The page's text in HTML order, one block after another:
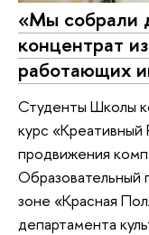
«Мы собрали
концентрат
работающих
Студенты Школы
курс «Креативный
продвижения
Образовательный
зоне «Красная
департамента